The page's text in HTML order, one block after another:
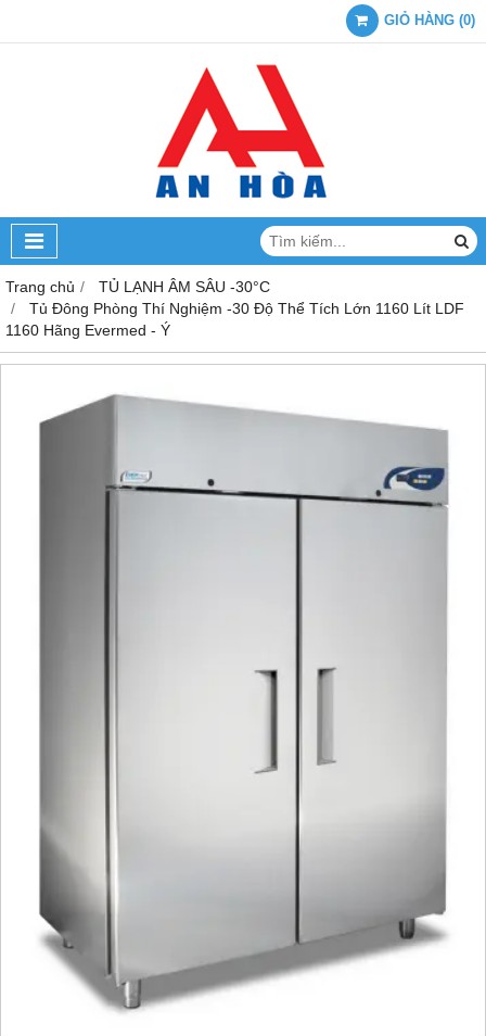
GIỎ HÀNG (0)
Trang chủ
TỦ LẠNH ÂM SÂU -30°C
Tủ Đông Phòng Thí Nghiệm -30 Độ Thể Tích Lớn 1160 Lít LDF
1160 Hãng Evermed - Ý